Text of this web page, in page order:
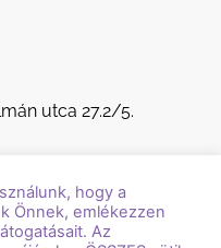
utca 27.2/5.
hogy a
Önnek, emlékezzen
Az